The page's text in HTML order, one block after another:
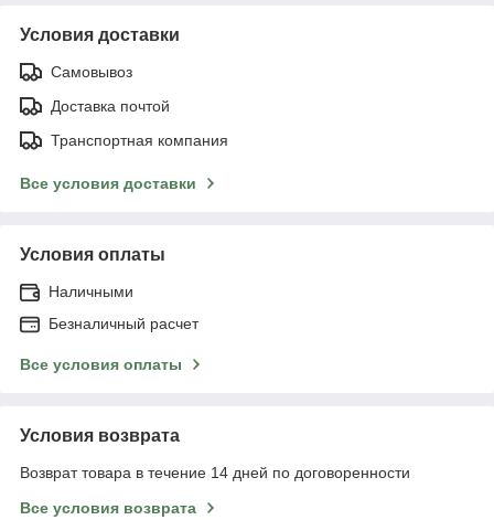
Условия доставки
Самовывоз
Доставка почтой
Транспортная компания
Все условия доставки
Условия оплаты
Наличными
Безналичный расчет
Все условия оплаты
Условия возврата
Возврат товара в течение 14 дней по договоренности
Все условия возврата